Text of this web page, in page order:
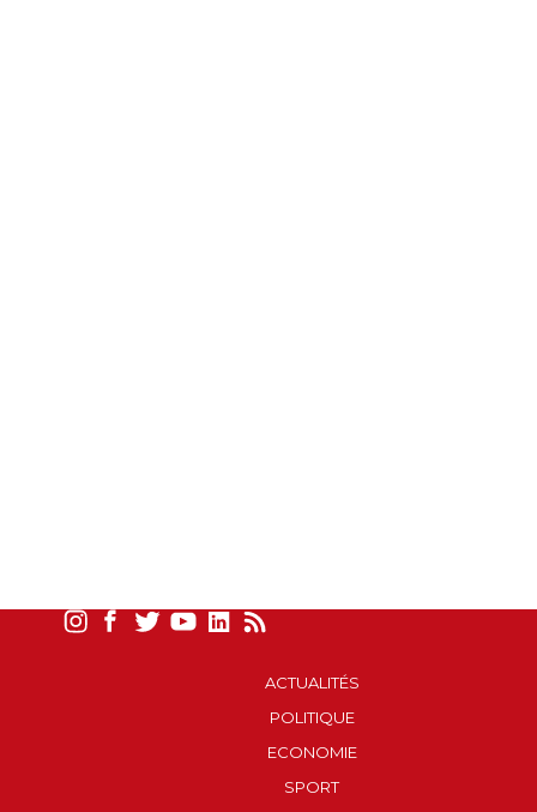
ACTUALITÉS
POLITIQUE
ECONOMIE
SPORT